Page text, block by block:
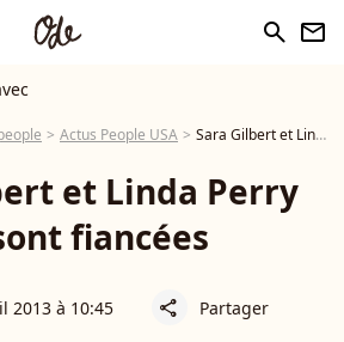
search newsletter
Actus People USA Sara Gilbert et Linda Perry se sont fiancées
et Linda Perry
fiancées
2013 à 10:45 share Partager